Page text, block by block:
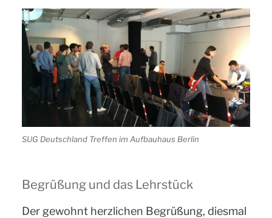
SUG Deutschland Treffen im Aufbauhaus Berlin
Begrüßung und das Lehrstück
Der gewohnt herzlichen Begrüßung, diesmal